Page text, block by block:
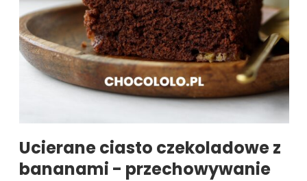
Ucierane ciasto czekoladowe z
bananami - przechowywanie